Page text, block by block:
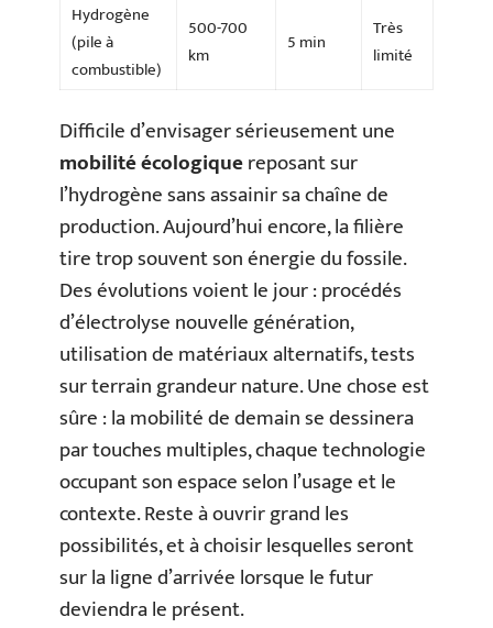
Hydrogène
(pile à
combustible)
500-700
km
5 min
Très
limité
Difficile d’envisager sérieusement une
mobilité écologiquereposant sur
l’hydrogène sans assainir sa chaîne de
production. Aujourd’hui encore, la filière
tire trop souvent son énergie du fossile.
Des évolutions voient le jour : procédés
d’électrolyse nouvelle génération,
utilisation de matériaux alternatifs, tests
sur terrain grandeur nature. Une chose est
sûre : la mobilité de demain se dessinera
par touches multiples, chaque technologie
occupant son espace selon l’usage et le
contexte. Reste à ouvrir grand les
possibilités, et à choisir lesquelles seront
sur la ligne d’arrivée lorsque le futur
deviendra le présent.